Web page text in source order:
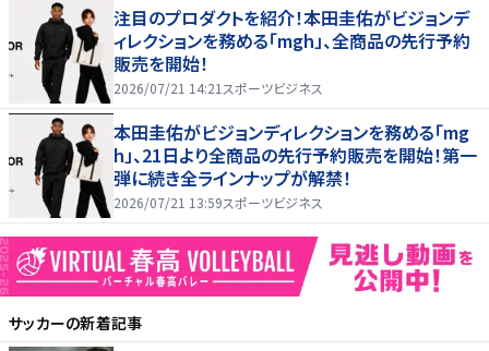
注目のプロダクトを紹介！本田圭佑がビジョンデ
ィレクションを務める「mgh」、全商品の先行予約
販売を開始！
2026/07/21 14:21 スポーツビジネス
本田圭佑がビジョンディレクションを務める「mg
h」、21日より全商品の先行予約販売を開始！第一
弾に続き全ラインナップが解禁！
2026/07/21 13:59スポーツビジネス
サッカーの新着記事